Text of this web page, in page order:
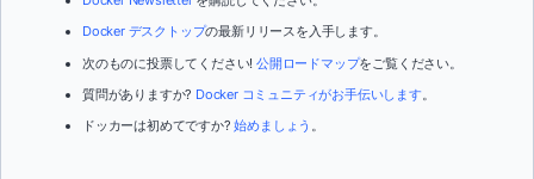
Docker デスクトップの最新リリースを入手します。
次のものに投票してください! 公開ロードマップをご覧ください。
質問がありますか? Docker コミュニティがお手伝いします。
ドッカーは初めてですか?始めましょう 。